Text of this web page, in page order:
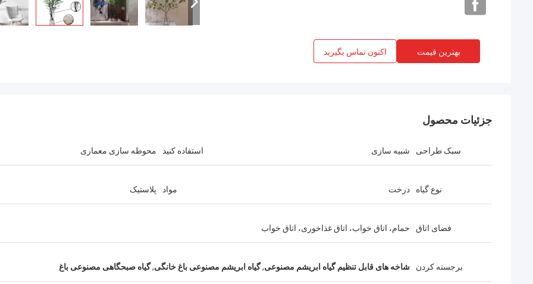
بهترین قیمت اکنون تماس بگیرید
جزئیات محصول
سبک طراحی شبیه سازی استفاده کنید محوطه سازی معماری
نوع گیاه درخت مواد پلاستیک
فضای اتاق حمام، اتاق خواب، اتاق غذاخوری، اتاق خواب
برجسته کردن شاخه های قابل تنظیم گیاه ابریشم مصنوعی,گیاه ابریشم مصنوعی باغ خانگی,گیاه صبحگاهی مصنوعی باغ